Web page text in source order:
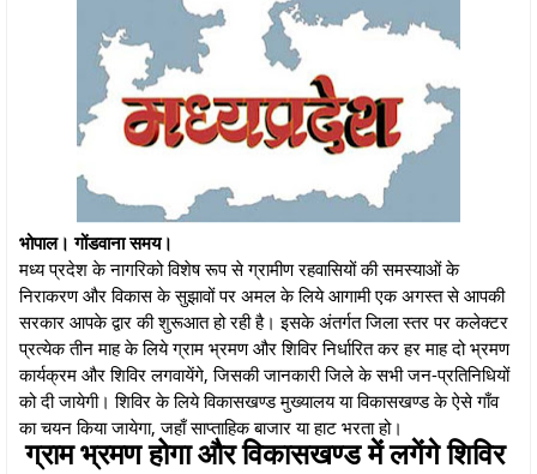
भोपाल। गोंडवाना समय।
मध्य प्रदेश के नागरिको विशेष रूप से ग्रामीण रहवासियों की समस्याओं के
निराकरण और विकास के सुझावों पर अमल के लिये आगामी एक अगस्त से आपकी
सरकार आपके द्वार की शुरूआत हो रही है। इसके अंतर्गत जिला स्तर पर कलेक्टर
प्रत्येक तीन माह के लिये ग्राम भ्रमण और शिविर निर्धारित कर हर माह दो भ्रमण
कार्यक्रम और शिविर लगवायेंगे, जिसकी जानकारी जिले के सभी जन-प्रतिनिधियों
को दी जायेगी। शिविर के लिये विकासखण्ड मुख्यालय या विकासखण्ड के ऐसे गाँव
का चयन किया जायेगा, जहाँ साप्ताहिक बाजार या हाट भरता हो।
ग्राम भ्रमण होगा और विकासखण्ड में लगेंगे शिविर